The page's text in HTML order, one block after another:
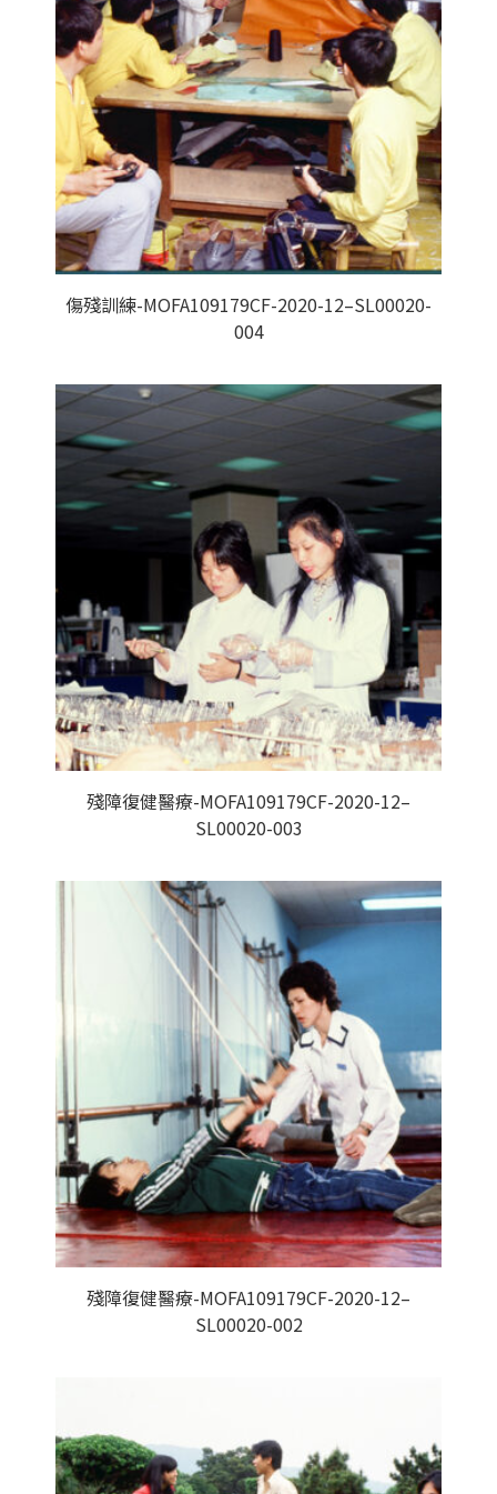
傷殘訓練-MOFA109179CF-2020-12–SL00020-
004
殘障復健醫療-MOFA109179CF-2020-12–
SL00020-003
殘障復健醫療-MOFA109179CF-2020-12–
SL00020-002